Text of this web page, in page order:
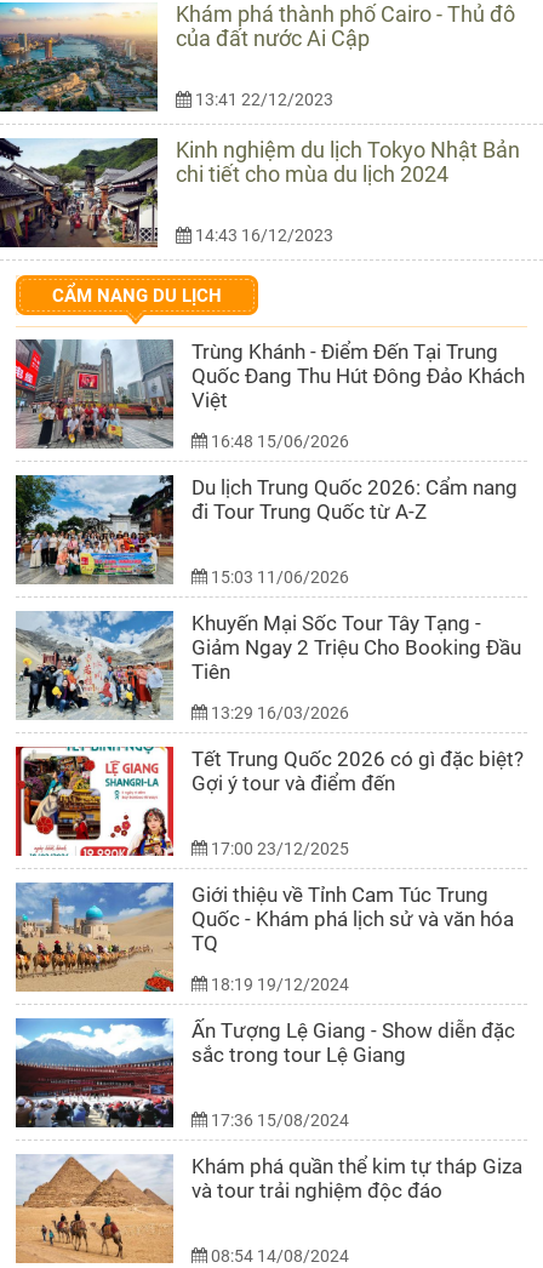
Khám phá thành phố Cairo - Thủ đô
của đất nước Ai Cập
13:41 22/12/2023
Kinh nghiệm du lịch Tokyo Nhật Bản
chi tiết cho mùa du lịch 2024
14:43 16/12/2023
CẨM NANG DU LỊCH
Trùng Khánh - Điểm Đến Tại Trung
Quốc Đang Thu Hút Đông Đảo Khách
Việt
16:48 15/06/2026
Du lịch Trung Quốc 2026: Cẩm nang
đi Tour Trung Quốc từ A-Z
15:03 11/06/2026
Khuyến Mại Sốc Tour Tây Tạng -
Giảm Ngay 2 Triệu Cho Booking Đầu
Tiên
13:29 16/03/2026
Tết Trung Quốc 2026 có gì đặc biệt?
Gợi ý tour và điểm đến
17:00 23/12/2025
Giới thiệu về Tỉnh Cam Túc Trung
Quốc - Khám phá lịch sử và văn hóa
TQ
18:19 19/12/2024
Ấn Tượng Lệ Giang - Show diễn đặc
sắc trong tour Lệ Giang
17:36 15/08/2024
Khám phá quần thể kim tự tháp Giza
và tour trải nghiệm độc đáo
08:54 14/08/2024